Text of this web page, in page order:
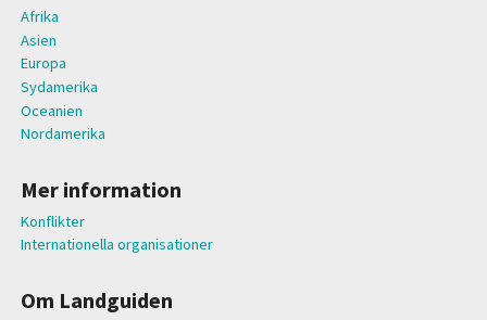
Afrika
Asien
Europa
Sydamerika
Oceanien
Nordamerika
Mer information
Konflikter
Internationella organisationer
Om Landguiden